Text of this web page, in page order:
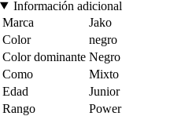
Información adicional
Marca
Jako
Color
negro
Color dominante Negro
Como
Mixto
Edad
Junior
Rango
Power